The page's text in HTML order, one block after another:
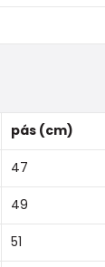
pás (cm)
47
49
51